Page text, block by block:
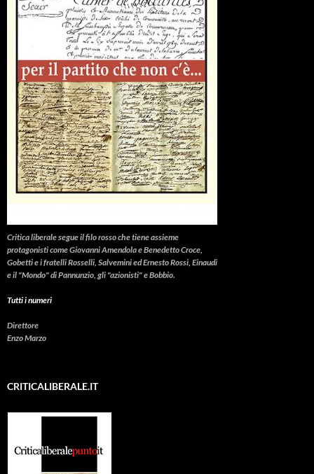
Critica liberalesegue il filo rosso che tiene assieme
protagonisti come Giovanni Amendola e Benedetto Croce,
Gobetti e i fratelli Rosselli, Salvemini ed Ernesto Rossi, Einaudi
e il "Mondo" di Pannunzio, gli "azionisti" e Bobbio.
Tutti i numeri
Direttore
Enzo Marzo
CRITICALIBERALE.IT